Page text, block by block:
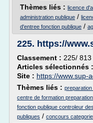
Thèmes liés : licence
administration publique /
d'entree fonction publique /
225. https://
Classement : 225/ 813
Articles sélectionnés :
Site : https://www.sup-
Thèmes liés :
centre de formation
fonction publique controleur
publiques / concours